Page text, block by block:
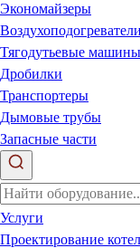
Экономайзеры
Воздухоподогреватели
Тягодутьевые машины
Дробилки
Транспортеры
Дымовые трубы
Запасные части
Услуги
Проектирование